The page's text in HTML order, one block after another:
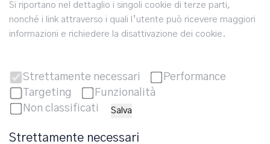
Si riportano nel dettaglio i singoli cookie di terze parti,
nonché i link attraverso i quali l’utente può ricevere maggiori
informazioni e richiedere la disattivazione dei cookie.
Strettamente necessari
Performance
Targeting
Funzionalità
Non classificati
Salva
Strettamente necessari